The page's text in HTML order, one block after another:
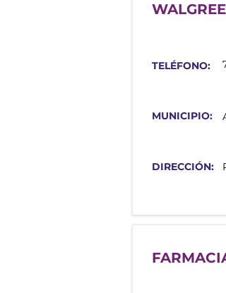
TELÉFONO:
MUNICIPIO:
DIRECCIÓN: